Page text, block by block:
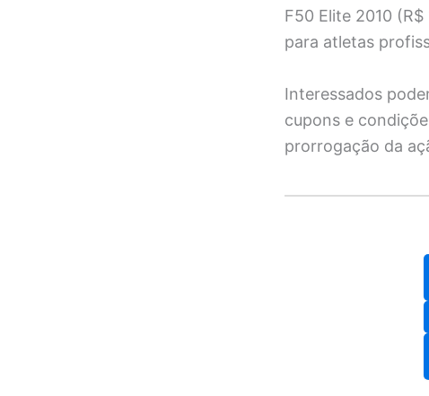
F50 Elite 2010
para atletas
Interessados
cupons e
prorrogação da